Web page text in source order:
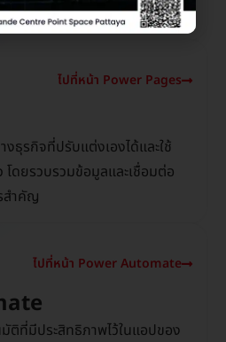
ไปที่หน้า Power Pages
งธุรกิจที่ปรับแต่งเองได้และใช้
ดยรวบรวมข้อมูลและเชื่อมต่อ
สำคัญ
ไปที่หน้า Power Automate
ติที่มีประสิทธิภาพไว้ในแอปของ